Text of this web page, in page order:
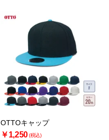
OTTOキャップ
￥1,250(税込)